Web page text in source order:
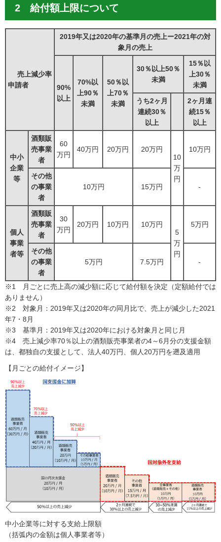
2 給付額上限について
売上減少率
申請者
2019年又は2020年の基準月の売上ー2021年の対
象月の売上
90%
以上
70%以
上90％
未満
50％以
上70％
未満
30％以上50％
未満
15％以
上30％
未満
うち2ヶ月
連続30％
以上
2ヶ月連
続15％
以上
中小
企業
等
酒類販
売事業
者
60
万円
40万円 20万円
20万円
10
万
円
10万円
その他
の事業
者
10万円 15万円 -
個人
事業
者等
酒類販
売事業
者
30
万円
20万円 10万円
10万円
5
万
円
5万円
その他
の事業
者
5万円 7.5万円 -
※1 月ごとに売上高の減少額に応じて給付額を決定（定額給付では
ありません）
※2 対象月：2019年又は2020年の同月比で、売上が減少した2021
年7・8月
※3 基準月：2019年又は2020年における対象月と同じ月
※4 売上減少率70％以上の酒類販売事業者の4～6月分の支援金額
は、都独自の支援として、法人40万円、個人20万円を遡及適用
【月ごとの給付イメージ】
中小企業等に対する支給上限額
（括弧内の金額は個人事業者等）